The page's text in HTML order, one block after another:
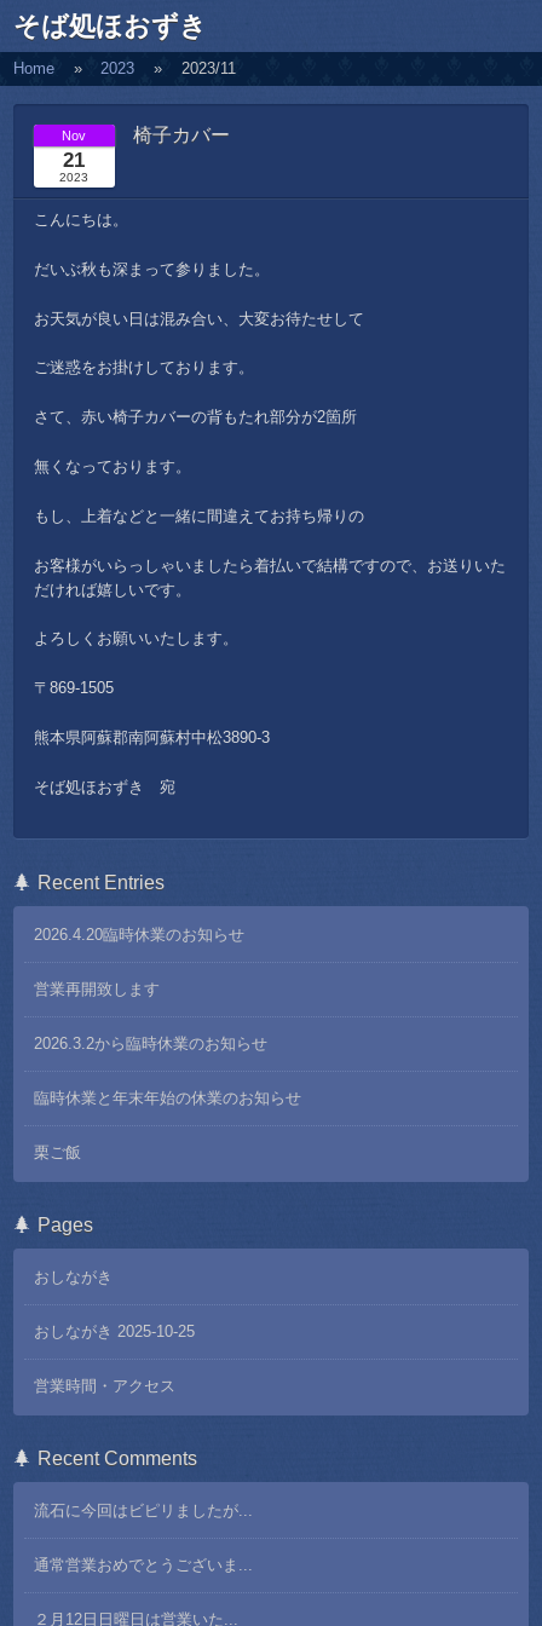
そば処ほおずき
Home 2023 2023/11
椅子カバー
Nov
21
2023
こんにちは。
だいぶ秋も深まって参りました。
お天気が良い日は混み合い、大変お待たせして
ご迷惑をお掛けしております。
さて、赤い椅子カバーの背もたれ部分が2箇所
無くなっております。
もし、上着などと一緒に間違えてお持ち帰りの
お客様がいらっしゃいましたら着払いで結構ですので、お送りいた
だければ嬉しいです。
よろしくお願いいたします。
〒869-1505
熊本県阿蘇郡南阿蘇村中松3890-3
そば処ほおずき 宛
Recent Entries
2026.4.20臨時休業のお知らせ
営業再開致します
2026.3.2から臨時休業のお知らせ
臨時休業と年末年始の休業のお知らせ
栗ご飯
Pages
おしながき
おしながき 2025-10-25
営業時間・アクセス
Recent Comments
流石に今回はビピリましたが...
通常営業おめでとうございま...
２月12日日曜日は営業いた...